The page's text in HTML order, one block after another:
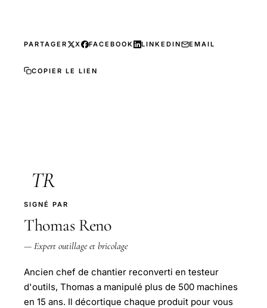
PARTAGER X FACEBOOK LINKEDIN EMAIL
COPIER LE LIEN
TR
SIGNÉ PAR
Thomas Reno
— Expert outillage et bricolage
Ancien chef de chantier reconverti en testeur
d'outils, Thomas a manipulé plus de 500 machines
en 15 ans. Il décortique chaque produit pour vous